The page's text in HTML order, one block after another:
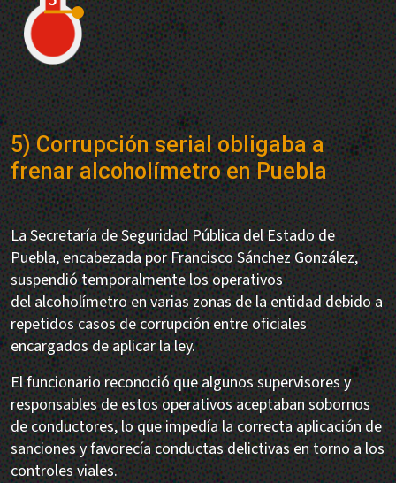
5) Corrupción serial obligaba a
frenar alcoholímetro en Puebla
La Secretaría de Seguridad Pública del Estado de
Puebla, encabezada por Francisco Sánchez González,
suspendió temporalmente los operativos
del alcoholímetro en varias zonas de la entidad debido a
repetidos casos de corrupción entre oficiales
encargados de aplicar la ley.
El funcionario reconoció que algunos supervisores y
responsables de estos operativos aceptaban sobornos
de conductores, lo que impedía la correcta aplicación de
sanciones y favorecía conductas delictivas en torno a los
controles viales.